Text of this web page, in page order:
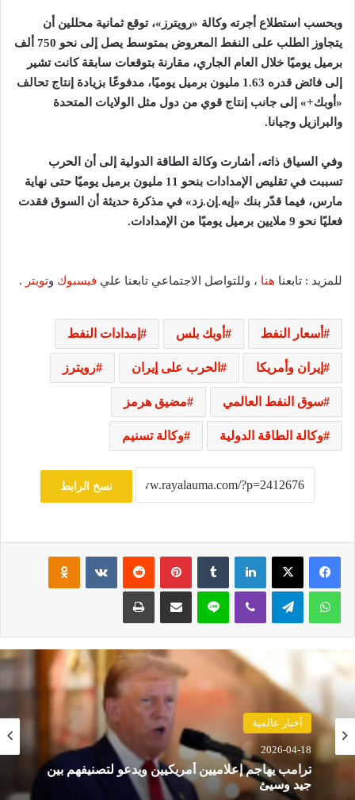
وبحسب استطلاع أجرته وكالة «رويترز»، توقع ثمانية محللين أن
يتجاوز الطلب على النفط المعروض بمتوسط يصل إلى نحو 750 ألف
برميل يوميًا خلال العام الجاري، مقارنة بتوقعات سابقة كانت تشير
إلى فائض قدره 1.63 مليون برميل يوميًا، مدفوعًا بزيادة إنتاج تحالف
«أوبك+» إلى جانب إنتاج قوي من دول مثل الولايات المتحدة
والبرازيل وجيانا.
وفي السياق ذاته، أشارت وكالة الطاقة الدولية إلى أن الحرب
تسببت في تقليص الإمدادات بنحو 11 مليون برميل يوميًا حتى نهاية
مارس، فيما قدّر بنك «إيه.إن.زد» في مذكرة حديثة أن السوق فقدت
فعليًا نحو 9 ملايين برميل يوميًا من الإمدادات.
للمزيد : تابعنا هنا ، وللتواصل الاجتماعي تابعنا علي فيسبوك وتويتر .
أسعار النفط أوبك بلس إمدادات النفط
إيران وأمريكا الحرب على إيران رويترز
سوق النفط العالمي مضيق هرمز
وكالة الطاقة الدولية وكالة تسنيم
نسخ الرابط
فيسبوك ‫X لينكدإن بينتيريست
واتساب تيلقرام لاين
أخبار عالمية
2026-04-18
حوادث
2026-04-18
مصرع 8 أشخاص في تحطم مروحية بإندونيسيا بعد